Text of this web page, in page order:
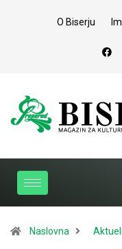
O Biserju
Naslovna